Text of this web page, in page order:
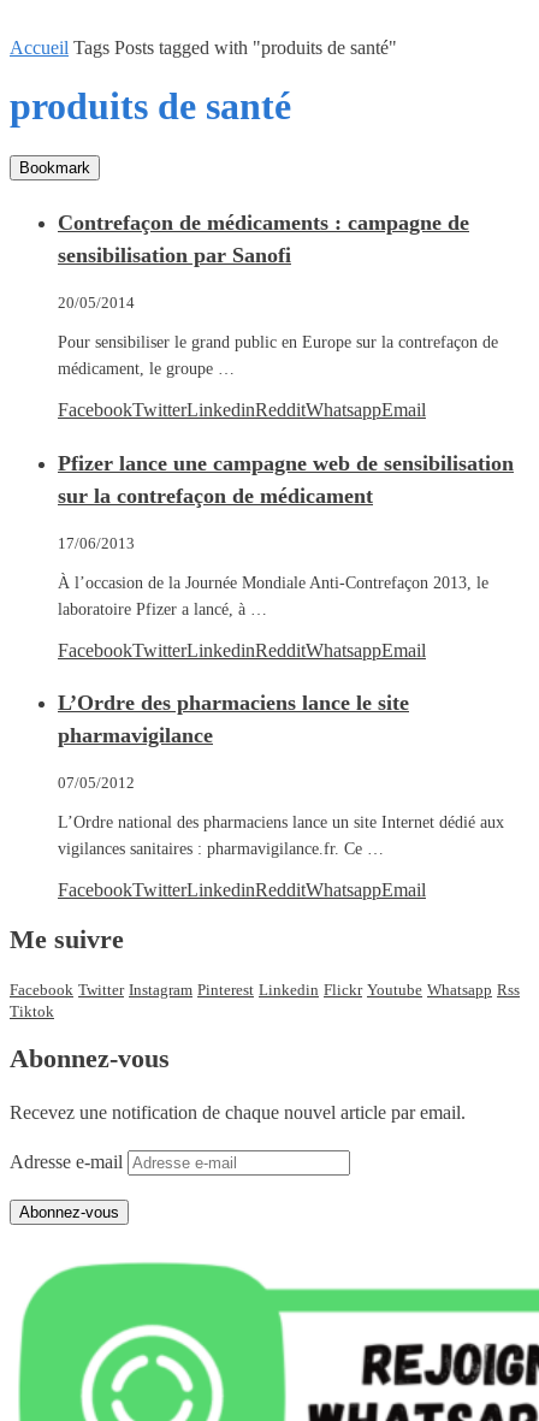
Accueil Tags Posts tagged with "produits de santé"
produits de santé
Bookmark
Contrefaçon de médicaments : campagne de
sensibilisation par Sanofi
20/05/2014
Pour sensibiliser le grand public en Europe sur la contrefaçon de
médicament, le groupe …
FacebookTwitterLinkedinRedditWhatsappEmail
Pfizer lance une campagne web de sensibilisation
sur la contrefaçon de médicament
17/06/2013
À l’occasion de la Journée Mondiale Anti-Contrefaçon 2013, le
laboratoire Pfizer a lancé, à …
FacebookTwitterLinkedinRedditWhatsappEmail
L’Ordre des pharmaciens lance le site
pharmavigilance
07/05/2012
L’Ordre national des pharmaciens lance un site Internet dédié aux
vigilances sanitaires : pharmavigilance.fr. Ce …
FacebookTwitterLinkedinRedditWhatsappEmail
Me suivre
Facebook Twitter Instagram Pinterest Linkedin Flickr Youtube Whatsapp Rss
Tiktok
Abonnez-vous
Recevez une notification de chaque nouvel article par email.
Adresse e-mail
Abonnez-vous